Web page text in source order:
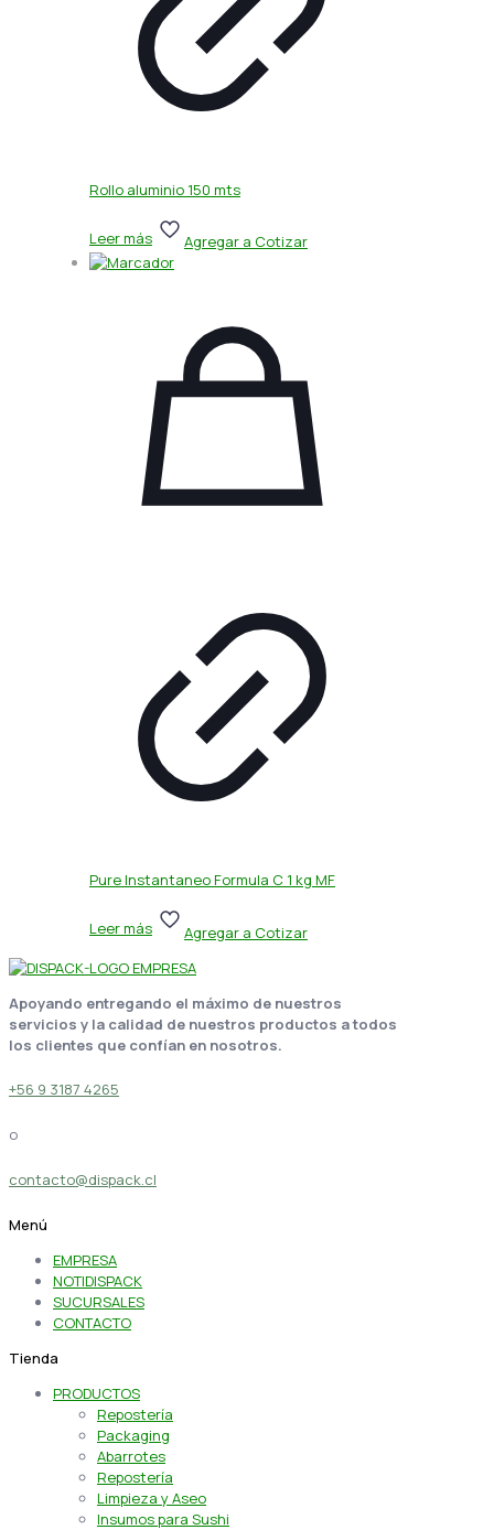
Rollo aluminio 150 mts
Leer más Agregar a Cotizar
Pure Instantaneo Formula C 1 kg MF
Leer más Agregar a Cotizar
Apoyando entregando el máximo de nuestros
servicios y la calidad de nuestros productos a todos
los clientes que confían en nosotros.
+56 9 3187 4265
o
contacto@dispack.cl
Menú
EMPRESA
NOTIDISPACK
SUCURSALES
CONTACTO
Tienda
PRODUCTOS
Repostería
Packaging
Abarrotes
Repostería
Limpieza y Aseo
Insumos para Sushi